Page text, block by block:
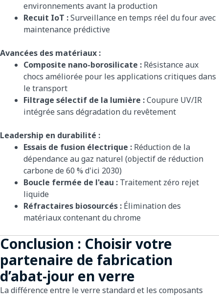
environnements avant la production
Recuit IoT :Surveillance en temps réel du four avec
maintenance prédictive
Avancées des matériaux :
Composite nano-borosilicate : Résistance aux
chocs améliorée pour les applications critiques dans
le transport
Filtrage sélectif de la lumière :Coupure UV/IR
intégrée sans dégradation du revêtement
Leadership en durabilité :
Essais de fusion électrique : Réduction de la
dépendance au gaz naturel (objectif de réduction
carbone de 60 % d'ici 2030)
Boucle fermée de l'eau : Traitement zéro rejet
liquide
Réfractaires biosourcés : Élimination des
matériaux contenant du chrome
Conclusion : Choisir votre
partenaire de fabrication
d’abat-jour en verre
La différence entre le verre standard et les composants